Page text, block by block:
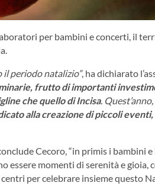
per bambini e concerti, il
il periodo natalizio”, ha dichiarato
frutto di importanti
che quello di Incisa.
alla creazione di piccoli
Cecoro, “in primis i bambini
essere momenti di serenità e
per celebrare insieme questo